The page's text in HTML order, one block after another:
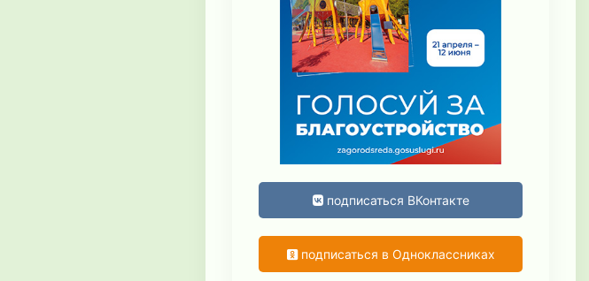
подписаться ВКонтакте
подписаться в Одноклассниках